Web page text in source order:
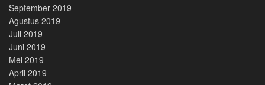
September 2019
Agustus 2019
Juli 2019
Juni 2019
Mei 2019
April 2019